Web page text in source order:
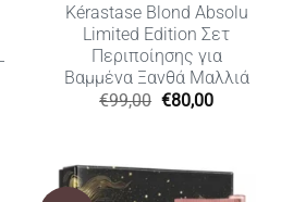
Kérastase Blond Absolu
Limited Edition Σετ
Περιποίησης για
Βαμμένα Ξανθά Μαλλιά
€99,00 Original
price
€80,00Η